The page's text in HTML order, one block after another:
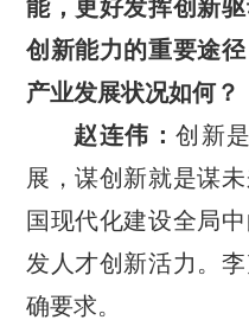
能，更好发挥创新
创新能力的重要途
产业发展状况如何？
赵连伟：创新
展，谋创新就是谋
国现代化建设全局
发人才创新活力。
确要求。